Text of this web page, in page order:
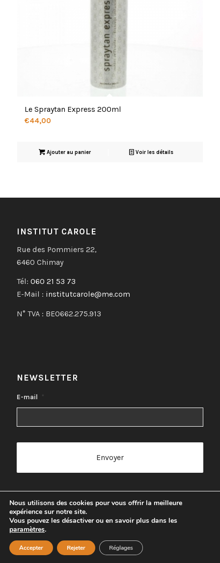
Le Spraytan Express 200ml
€44,00
Ajouter au panier Voir les détails
INSTITUT CAROLE
Rue des Pommiers 22,
6460 Chimay
Tél: 060 21 53 73
E-Mail : institutcarole@me.com
N° TVA : BE0662.275.913
NEWSLETTER
E-mail *
© Copyright 2026Institut Carole - Institut de beauté à Chimay
Données Personnelles
Déclaration de Confidentialité
Nous utilisons des cookies pour vous offrir la meilleure
expérience sur notre site.
Vous pouvez les désactiver ou en savoir plus dans les
paramètres.
Accepter Rejeter Réglages